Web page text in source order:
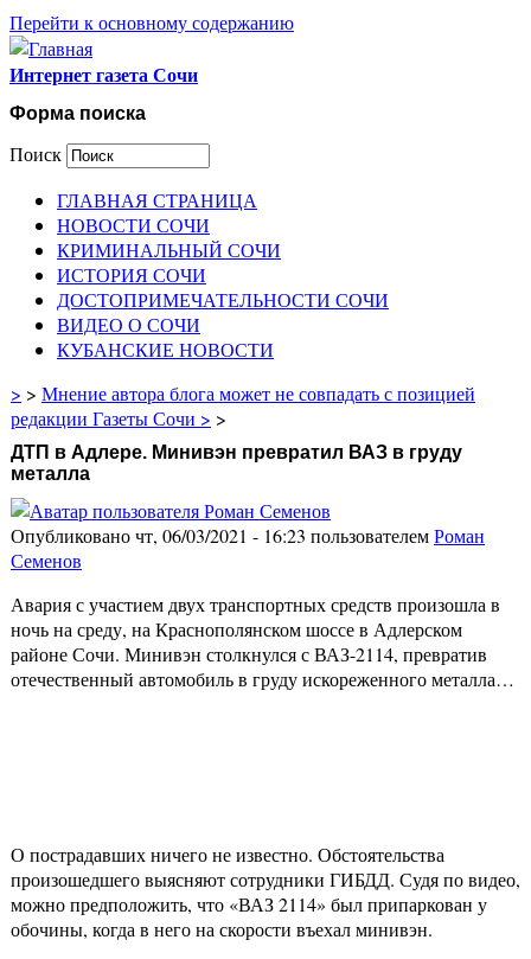
Перейти к основному содержанию
Интернет газета Сочи
Форма поиска
Поиск
ГЛАВНАЯ СТРАНИЦА
НОВОСТИ СОЧИ
КРИМИНАЛЬНЫЙ СОЧИ
ИСТОРИЯ СОЧИ
ДОСТОПРИМЕЧАТЕЛЬНОСТИ СОЧИ
ВИДЕО О СОЧИ
КУБАНСКИЕ НОВОСТИ
> > Мнение автора блога может не совпадать с позицией
редакции Газеты Сочи > >
ДТП в Адлере. Минивэн превратил ВАЗ в груду
металла
Опубликовано чт, 06/03/2021 - 16:23 пользователемРоман
Семенов
Авария с участием двух транспортных средств произошла в
ночь на среду, на Краснополянском шоссе в Адлерском
районе Сочи. Минивэн столкнулся с ВАЗ-2114, превратив
отечественный автомобиль в груду искореженного металла…
О пострадавших ничего не известно. Обстоятельства
произошедшего выясняют сотрудники ГИБДД. Судя по видео,
можно предположить, что «ВАЗ 2114» был припаркован у
обочины, когда в него на скорости въехал минивэн.